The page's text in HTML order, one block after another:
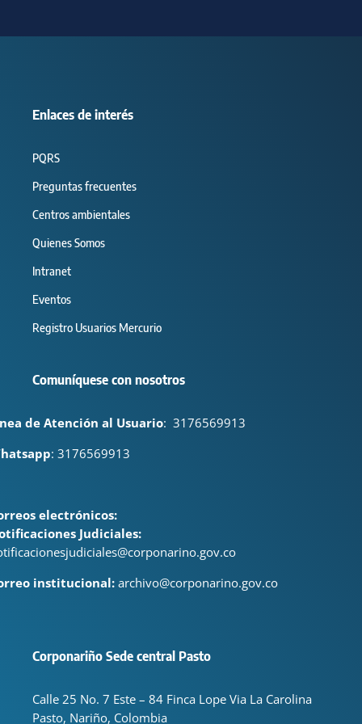
Enlaces de interés
PQRS
Preguntas frecuentes
Centros ambientales
Quienes Somos
Intranet
Eventos
Registro Usuarios Mercurio
Comuníquese con nosotros
de Atención al Usuario: 3176569913
: 3176569913
electrónicos:
Judiciales:
institucional: archivo@corponarino.gov.co
Corponariño Sede central Pasto
Calle 25 No. 7 Este – 84 Finca Lope Via La Carolina
Pasto, Nariño, Colombia